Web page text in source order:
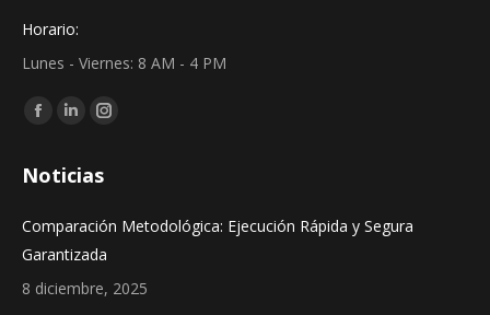
Horario:
Lunes - Viernes: 8 AM - 4 PM
Find us on:
Facebook
opens
new
window
Linkedin
opens
new
window
Instagram
opens
new
window
Noticias
Comparación Metodológica: Ejecución Rápida y Segura
Garantizada
8 diciembre, 2025